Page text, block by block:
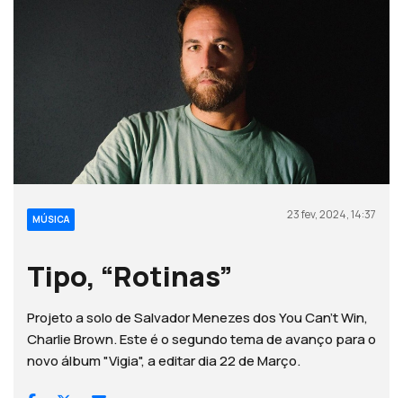
MÚSICA 23 fev, 2024, 14:37
Tipo, “Rotinas”
Projeto a solo de Salvador Menezes dos You Can’t Win,
Charlie Brown. Este é o segundo tema de avanço para o
novo álbum "Vigia", a editar dia 22 de Março.